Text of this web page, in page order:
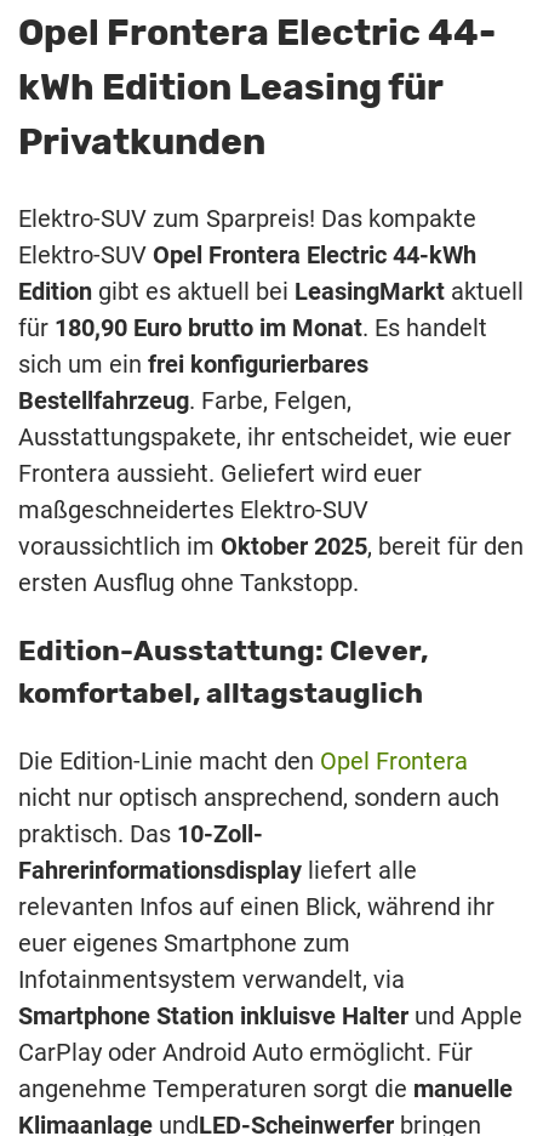
Opel Frontera Electric 44-
kWh Edition Leasing für
Privatkunden
Elektro-SUV zum Sparpreis! Das kompakte
Elektro-SUV Opel Frontera Electric 44-kWh
Edition gibt es aktuell bei LeasingMarkt aktuell
für 180,90 Euro brutto im Monat. Es handelt
sich um ein frei konfigurierbares
Bestellfahrzeug. Farbe, Felgen,
Ausstattungspakete, ihr entscheidet, wie euer
Frontera aussieht. Geliefert wird euer
maßgeschneidertes Elektro-SUV
voraussichtlich im Oktober 2025, bereit für den
ersten Ausflug ohne Tankstopp.
Edition-Ausstattung: Clever,
komfortabel, alltagstauglich
Die Edition-Linie macht den Opel Frontera
nicht nur optisch ansprechend, sondern auch
praktisch. Das 10-Zoll-
Fahrerinformationsdisplay liefert alle
relevanten Infos auf einen Blick, während ihr
euer eigenes Smartphone zum
Infotainmentsystem verwandelt, via
Smartphone Station inkluisve Halter und Apple
CarPlay oder Android Auto ermöglicht. Für
angenehme Temperaturen sorgt die manuelle
Klimaanlage undLED-Scheinwerfer bringen